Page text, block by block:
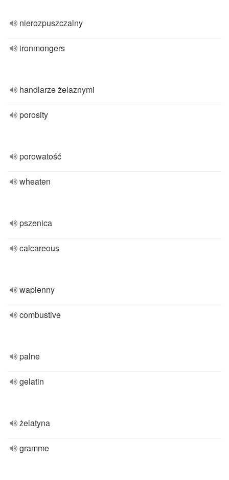
nierozpuszczalny
ironmongers
handlarze żelaznymi
porosity
porowatość
wheaten
pszenica
calcareous
wapienny
combustive
palne
gelatin
żelatyna
gramme